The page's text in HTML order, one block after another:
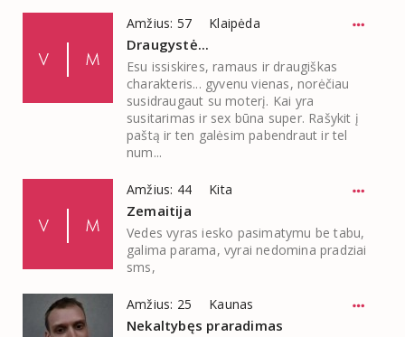
Amžius: 57 Klaipėda
Draugystė...
Esu issiskires, ramaus ir draugiškas
charakteris... gyvenu vienas, norėčiau
susidraugaut su moterį. Kai yra
susitarimas ir sex būna super. Rašykit į
paštą ir ten galėsim pabendraut ir tel
num...
Amžius: 44 Kita
Zemaitija
Vedes vyras iesko pasimatymu be tabu,
galima parama, vyrai nedomina pradziai
sms,
Amžius: 25 Kaunas
Nekaltybęs praradimas